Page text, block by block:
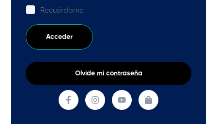
Recuérdame
Acceder
Olvide mi contraseña